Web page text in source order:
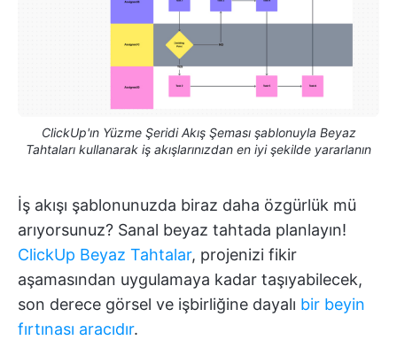
ClickUp'ın Yüzme Şeridi Akış Şeması şablonuyla Beyaz
Tahtaları kullanarak iş akışlarınızdan en iyi şekilde yararlanın
İş akışı şablonunuzda biraz daha özgürlük mü
arıyorsunuz? Sanal beyaz tahtada planlayın!
ClickUp Beyaz Tahtalar, projenizi fikir
aşamasından uygulamaya kadar taşıyabilecek,
son derece görsel ve işbirliğine dayalı bir beyin
fırtınası aracıdır.